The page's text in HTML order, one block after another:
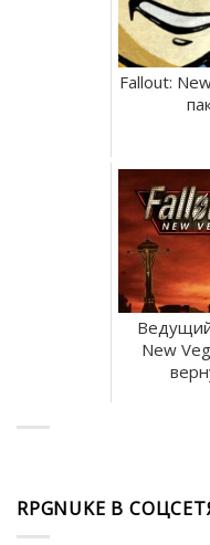
Fallout:
New
RPGNUKE В